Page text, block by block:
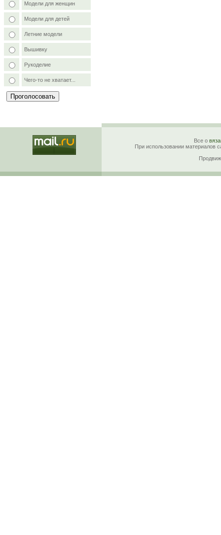
Модели для женщин
Модели для детей
Летние модели
Вышивку
Рукоделие
Чего-то не хватает...
Все о
При использовании материалов